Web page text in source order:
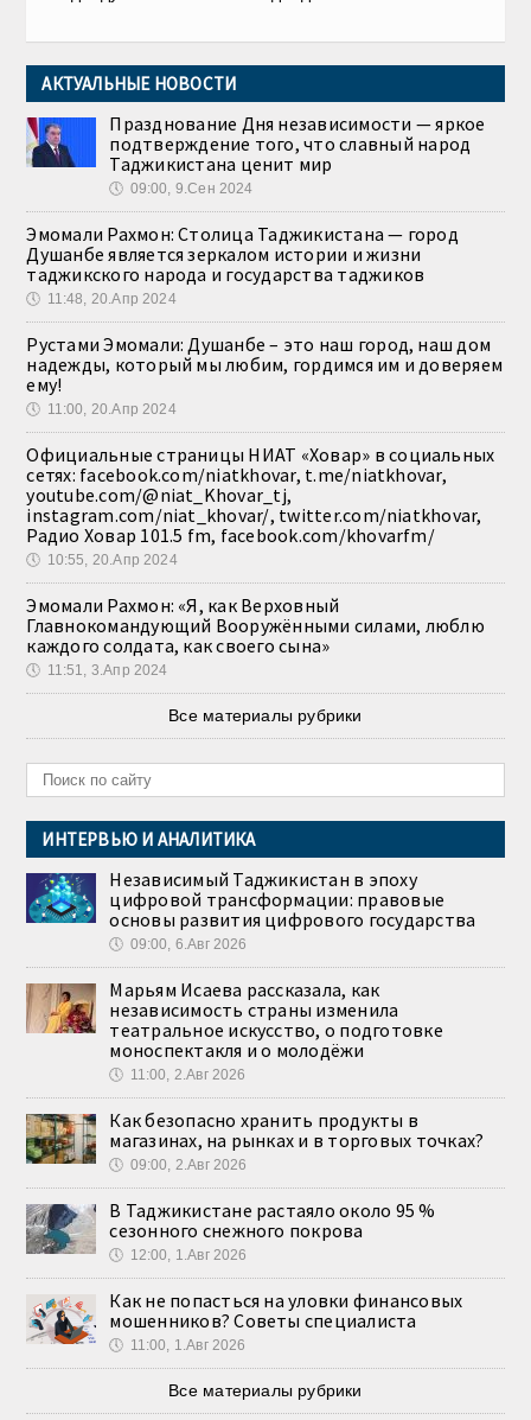
АКТУАЛЬНЫЕ НОВОСТИ
Празднование Дня независимости — яркое
подтверждение того, что славный народ
Таджикистана ценит мир
🕔 09:00, 9.Сен 2024
Эмомали Рахмон: Столица Таджикистана — город
Душанбе является зеркалом истории и жизни
таджикского народа и государства таджиков
🕔 11:48, 20.Апр 2024
Рустами Эмомали: Душанбе – это наш город, наш дом
надежды, который мы любим, гордимся им и доверяем
ему!
🕔 11:00, 20.Апр 2024
Официальные страницы НИАТ «Ховар» в социальных
сетях: facebook.com/niatkhovar, t.me/niatkhovar,
youtube.com/@niat_Khovar_tj,
instagram.com/niat_khovar/, twitter.com/niatkhovar,
Радио Ховар 101.5 fm, facebook.com/khovarfm/
🕔 10:55, 20.Апр 2024
Эмомали Рахмон: «Я, как Верховный
Главнокомандующий Вооружёнными силами, люблю
каждого солдата, как своего сына»
🕔 11:51, 3.Апр 2024
Все материалы рубрики
ИНТЕРВЬЮ И АНАЛИТИКА
Независимый Таджикистан в эпоху
цифровой трансформации: правовые
основы развития цифрового государства
🕔 09:00, 6.Авг 2026
Марьям Исаева рассказала, как
независимость страны изменила
театральное искусство, о подготовке
моноспектакля и о молодёжи
🕔 11:00, 2.Авг 2026
Как безопасно хранить продукты в
магазинах, на рынках и в торговых точках?
🕔 09:00, 2.Авг 2026
В Таджикистане растаяло около 95 %
сезонного снежного покрова
🕔 12:00, 1.Авг 2026
Как не попасться на уловки финансовых
мошенников? Советы специалиста
🕔 11:00, 1.Авг 2026
Все материалы рубрики